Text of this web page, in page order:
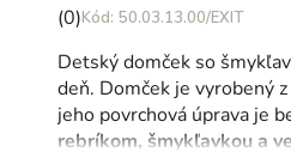
Priemerné
produktu
je
0,0
z
(0) 50.03.13.00/EXIT
Detský domček so
deň. Domček je vyrobený
jeho povrchová úprava je
rebríkom, šmykľavkou a